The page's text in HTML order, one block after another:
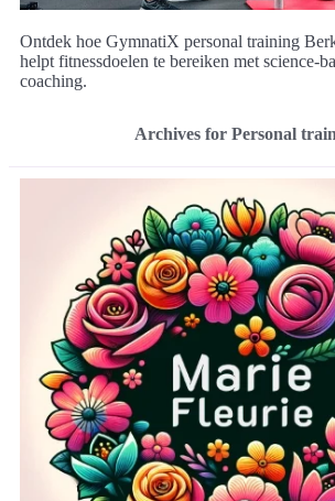
Ontdek hoe GymnatiX personal training
helpt fitnessdoelen te bereiken met science-
coaching.
Archives for Personal